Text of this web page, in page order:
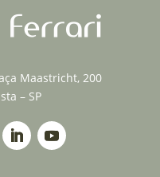
Maastricht, 200
– SP